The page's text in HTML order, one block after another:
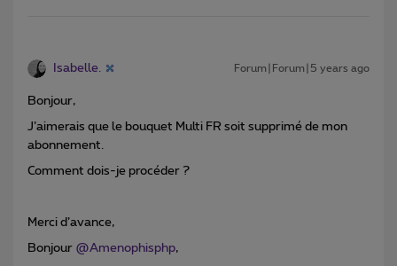
Isabelle. Forum|Forum|5 years ago
Bonjour,
J’aimerais que le bouquet Multi FR soit supprimé de mon
abonnement.
Comment dois-je procéder ?
Merci d’avance,
Bonjour @Amenophisphp,